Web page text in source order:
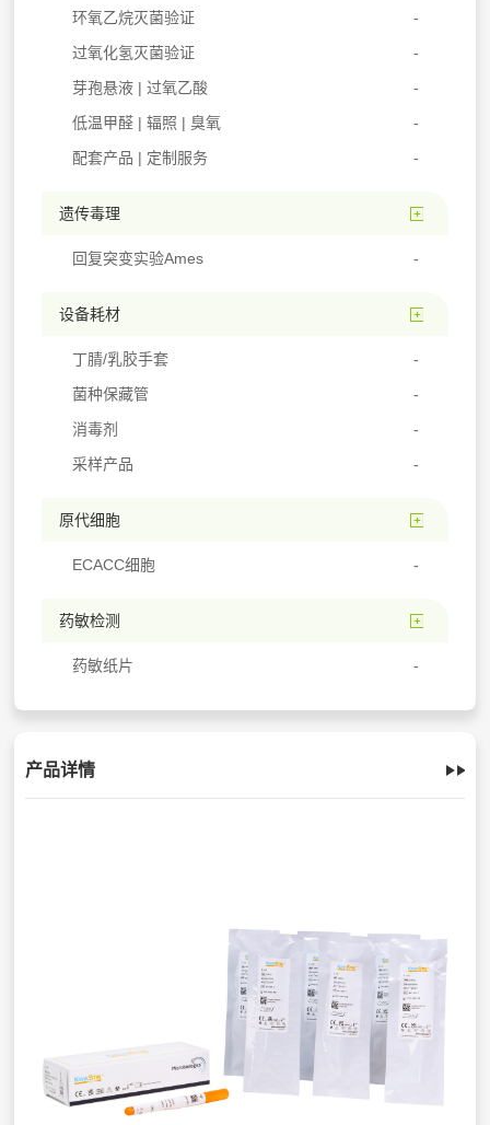
环氧乙烷灭菌验证
过氧化氢灭菌验证
芽孢悬液 | 过氧乙酸
低温甲醛 | 辐照 | 臭氧
配套产品 | 定制服务
遗传毒理
回复突变实验Ames
设备耗材
丁腈/乳胶手套
菌种保藏管
消毒剂
采样产品
原代细胞
ECACC细胞
药敏检测
药敏纸片
产品详情